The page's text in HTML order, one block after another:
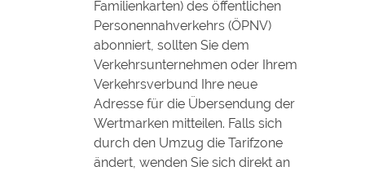
Familienkarten) des öffentlichen
Personennahverkehrs (ÖPNV)
abonniert, sollten Sie dem
Verkehrsunternehmen oder Ihrem
Verkehrsverbund Ihre neue
Adresse für die Übersendung der
Wertmarken mitteilen. Falls sich
durch den Umzug die Tarifzone
ändert, wenden Sie sich direkt an